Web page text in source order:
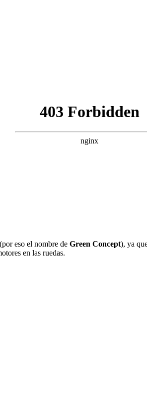
eso el nombre de Green Concept), ya
en las ruedas.